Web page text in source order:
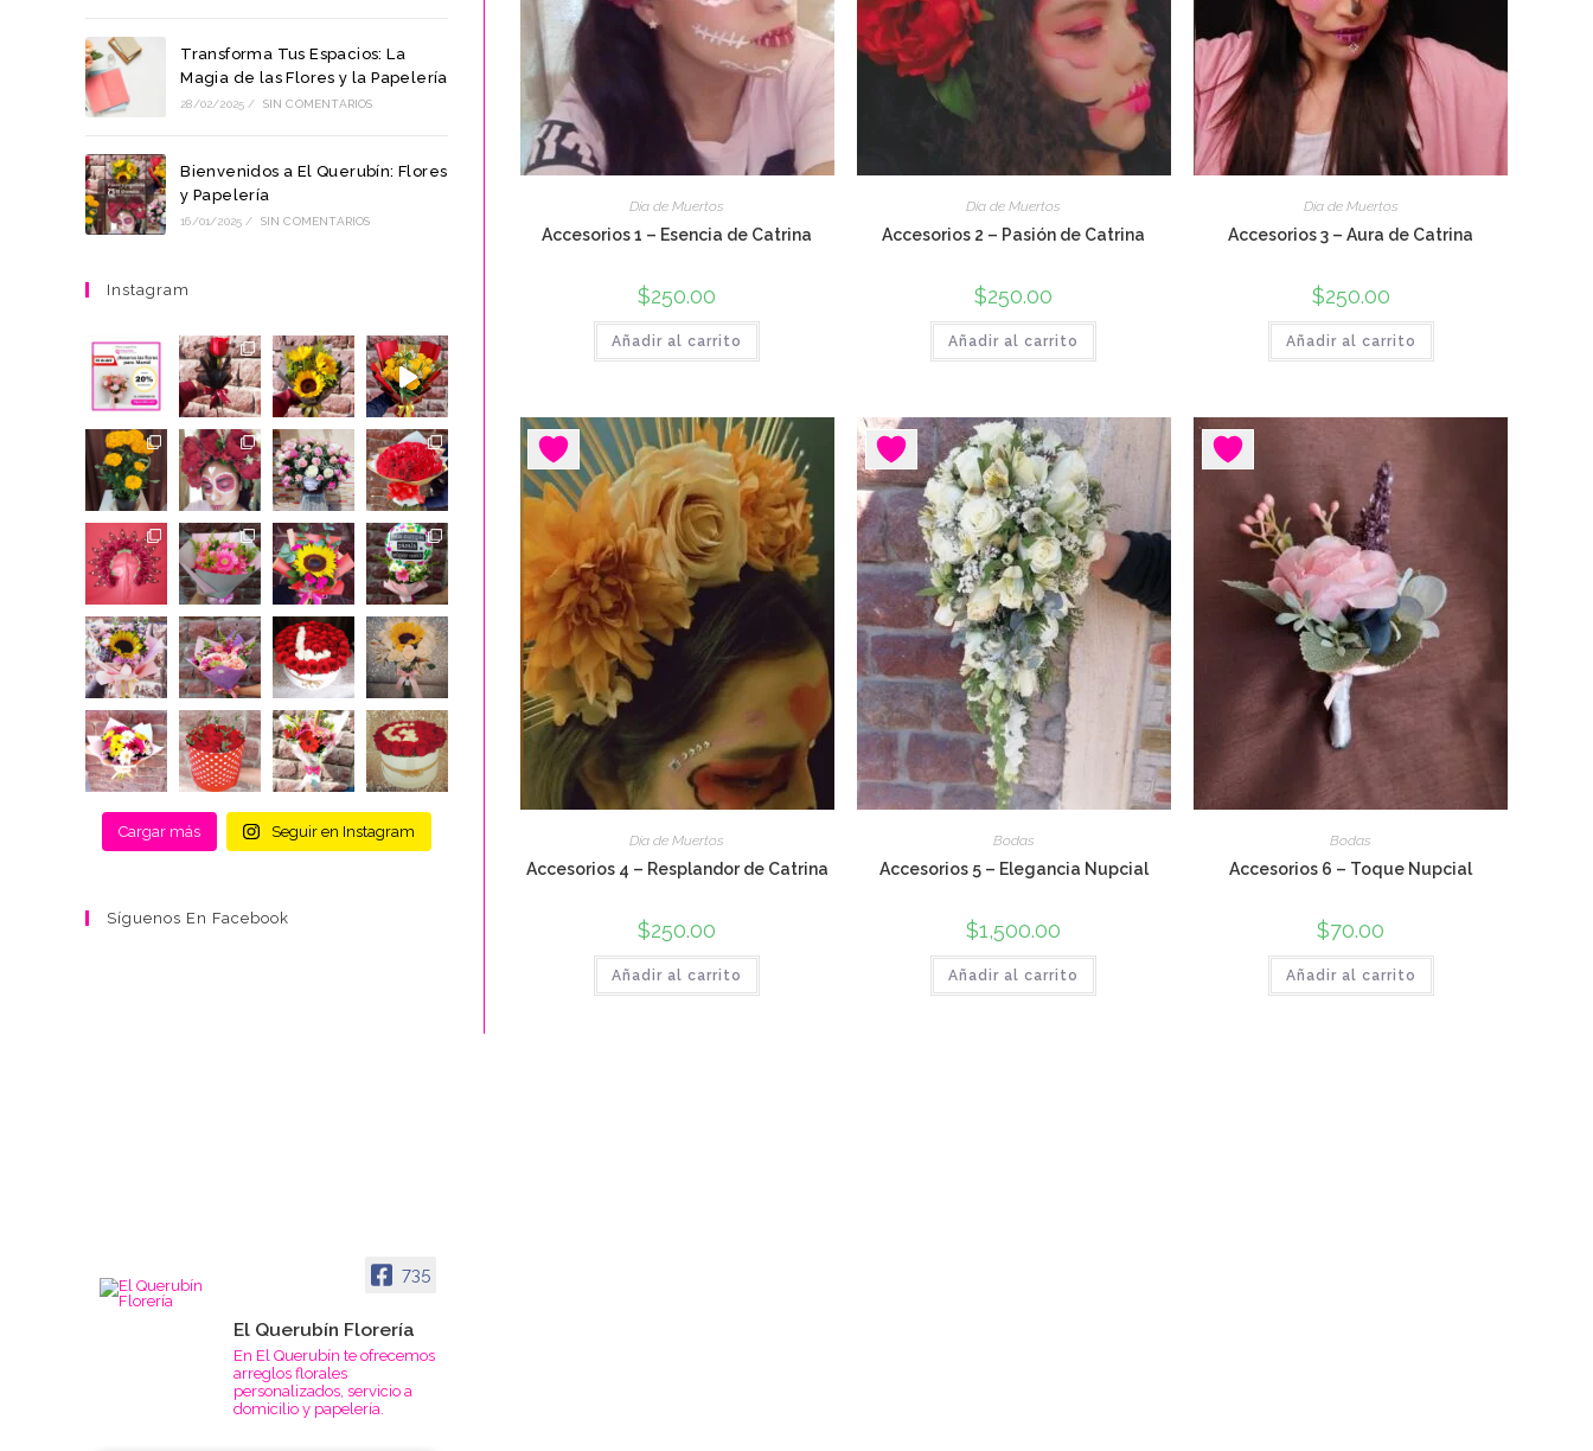
WEB
Día de Muertos
Accesorios 1 – Esencia de Catrina
$250.00
Añadir al carrito
Día de Muertos
Accesorios 2 – Pasión de Catrina
$250.00
Añadir al carrito
Día de Muertos
Accesorios 3 – Aura de Catrina
$250.00
Añadir al carrito
Día de Muertos
Accesorios 4 – Resplandor de Catrina
$250.00
Añadir al carrito
Bodas
Accesorios 5 – Elegancia Nupcial
$1,500.00
Añadir al carrito
Bodas
Accesorios 6 – Toque Nupcial
$70.00
Añadir al carrito
Transforma Tus Espacios: La
Magia de las Flores y la Papelería
28/02/2025 / SIN COMENTARIOS
Bienvenidos a El Querubín: Flores
y Papelería
16/01/2025 / SIN COMENTARIOS
Instagram
Cargar más Seguir en Instagram
Síguenos En Facebook
735
El Querubín Florería
En El Querubín te ofrecemos
arreglos florales
personalizados, servicio a
domicilio y papelería.